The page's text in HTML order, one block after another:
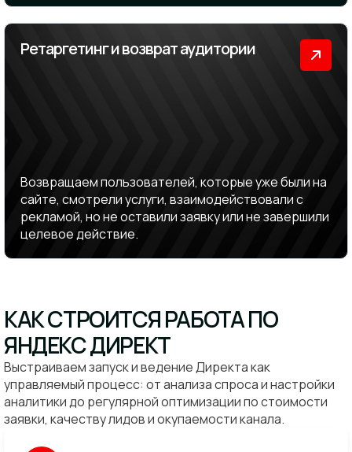
Ретаргетинг и возврат аудитории
Возвращаем пользователей, которые уже были на
сайте, смотрели услуги, взаимодействовали с
рекламой, но не оставили заявку или не завершили
целевое действие.
КАК СТРОИТСЯ РАБОТА ПО
ЯНДЕКС ДИРЕКТ
Выстраиваем запуск и ведение Директа как
управляемый процесс: от анализа спроса и настройки
аналитики до регулярной оптимизации по стоимости
заявки, качеству лидов и окупаемости канала.